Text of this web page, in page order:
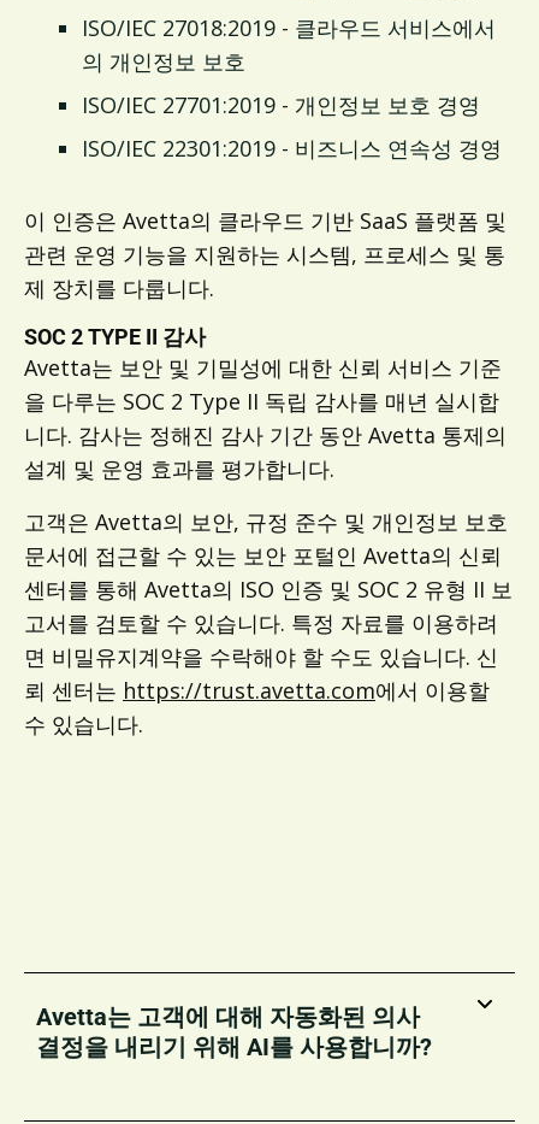
ISO/IEC 27018:2019 - 클라우드 서비스에서
의 개인정보 보호
ISO/IEC 27701:2019 - 개인정보 보호 경영
ISO/IEC 22301:2019 - 비즈니스 연속성 경영
이 인증은 Avetta의 클라우드 기반 SaaS 플랫폼 및
관련 운영 기능을 지원하는 시스템, 프로세스 및 통
제 장치를 다룹니다.
SOC 2 TYPE II 감사
Avetta는 보안 및 기밀성에 대한 신뢰 서비스 기준
을 다루는 SOC 2 Type II 독립 감사를 매년 실시합
니다. 감사는 정해진 감사 기간 동안 Avetta 통제의
설계 및 운영 효과를 평가합니다.
고객은 Avetta의 보안, 규정 준수 및 개인정보 보호
문서에 접근할 수 있는 보안 포털인 Avetta의 신뢰
센터를 통해 Avetta의 ISO 인증 및 SOC 2 유형 II 보
고서를 검토할 수 있습니다. 특정 자료를 이용하려
면 비밀유지계약을 수락해야 할 수도 있습니다. 신
뢰 센터는 https://trust.avetta.com에서 이용할
수 있습니다.
Avetta는 고객에 대해 자동화된 의사
결정을 내리기 위해 AI를 사용합니까?